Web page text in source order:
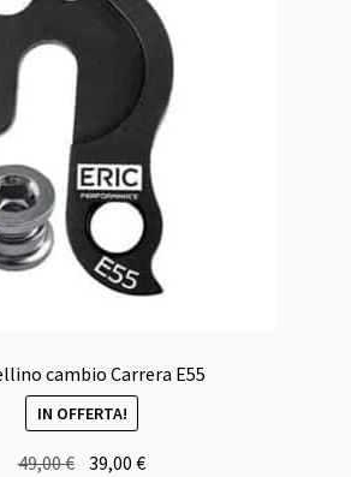
cambio Carrera E55
IN OFFERTA!
49,00€ 39,00€Il